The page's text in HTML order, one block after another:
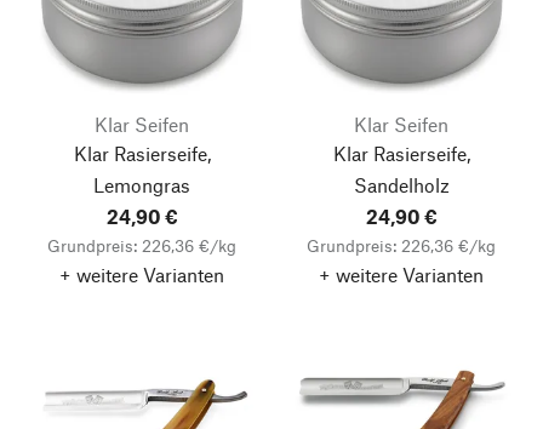
Klar Seifen
Klar Rasierseife,
Lemongras
24,90 €
Grundpreis: 226,36 €/kg
+ weitere Varianten
Klar Seifen
Klar Rasierseife,
Sandelholz
24,90 €
Grundpreis: 226,36 €/kg
+ weitere Varianten